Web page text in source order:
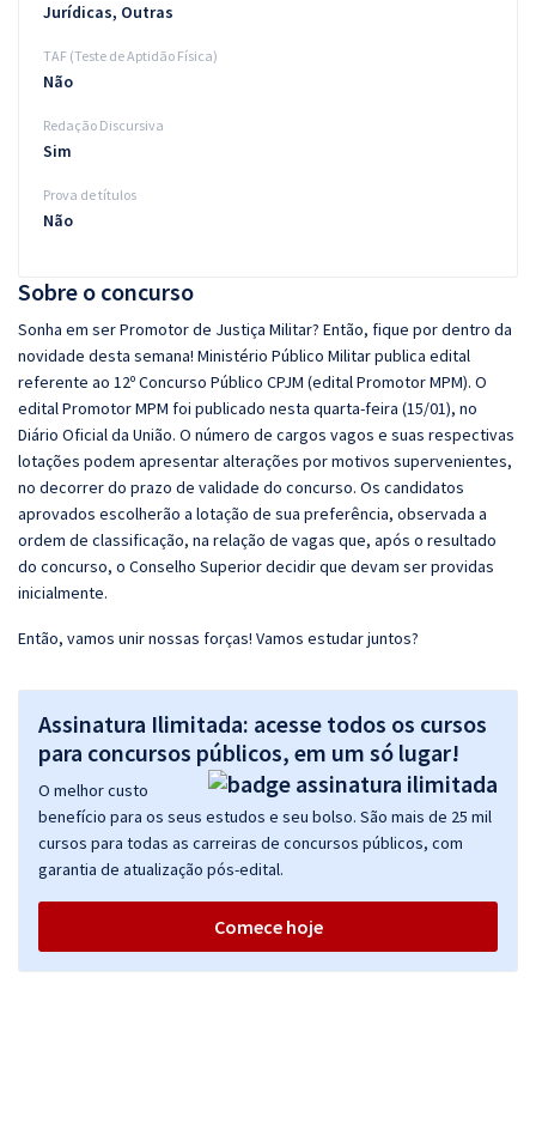
Sobre o concurso
Sonha em ser Promotor de Justiça Militar? Então, fique por dentro da
novidade desta semana! Ministério Público Militar publica edital
referente ao 12º Concurso Público CPJM (edital Promotor MPM). O
edital Promotor MPM foi publicado nesta quarta-feira (15/01), no
Diário Oficial da União. O número de cargos vagos e suas respectivas
lotações podem apresentar alterações por motivos supervenientes,
no decorrer do prazo de validade do concurso. Os candidatos
aprovados escolherão a lotação de sua preferência, observada a
ordem de classificação, na relação de vagas que, após o resultado
do concurso, o Conselho Superior decidir que devam ser providas
inicialmente.
Então, vamos unir nossas forças! Vamos estudar juntos?
Assinatura Ilimitada: acesse todos os cursos
para concursos públicos, em um só lugar!
O melhor custo
benefício para os seus estudos e seu bolso. São mais de 25 mil
cursos para todas as carreiras de concursos públicos, com
garantia de atualização pós-edital.
Comece hoje
Jurídicas, Outras
TAF (Teste de Aptidão Física)
Não
Redação Discursiva
Sim
Prova de títulos
Não